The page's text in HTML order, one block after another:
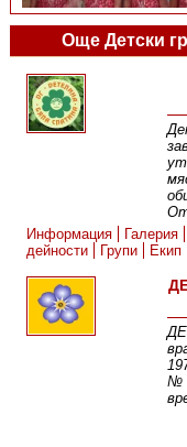
Още Детски
Информация
Галерия
дейности
Групи Екип
№